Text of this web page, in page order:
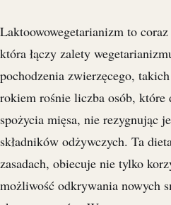
Laktoowowegetarianizm to
która łączy zalety
pochodzenia zwierzęcego,
rokiem rośnie liczba osób, które
spożycia mięsa, nie rezygnując
składników odżywczych. Ta
zasadach, obiecuje nie tylko
możliwość odkrywania nowych